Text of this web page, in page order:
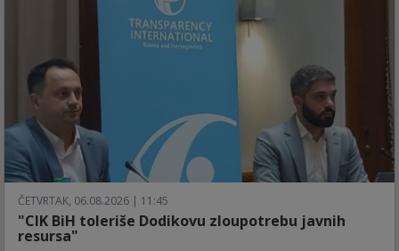
ČETVRTAK, 06.08.2026 | 11:45
"CIK BiH toleriše Dodikovu zloupotrebu javnih
resursa"